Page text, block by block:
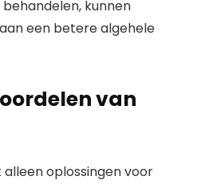
kunnen
een betere algehele
van
oplossingen voor